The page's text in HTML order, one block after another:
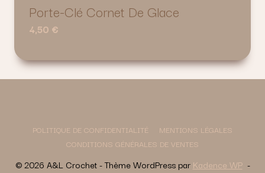
Porte-Clé Cornet De Glace
4,50 €
POLITIQUE DE CONFIDENTIALITÉ
MENTIONS LÉGALES
CONDITIONS GÉNÉRALES DE VENTES
© 2026 A&L Crochet - Thème WordPress par Kadence WP-